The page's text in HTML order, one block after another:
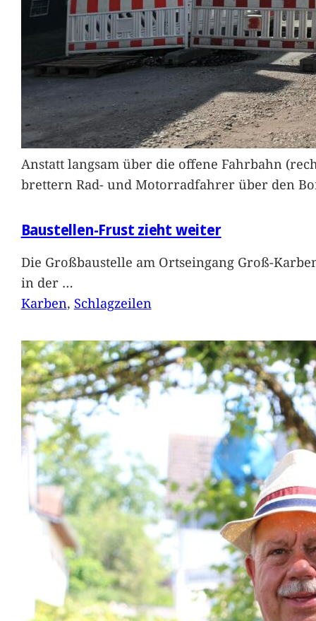
Anstatt langsam über die offene Fahrbahn
brettern Rad- und Motorradfahrer über den
Baustellen-Frust zieht weiter
Die Großbaustelle am Ortseingang Groß-
in der …
Karben, Schlagzeilen